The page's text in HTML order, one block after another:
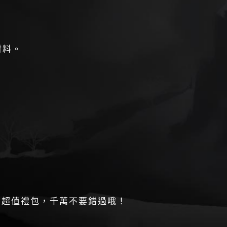
。
值禮包，千萬不要錯過哦！